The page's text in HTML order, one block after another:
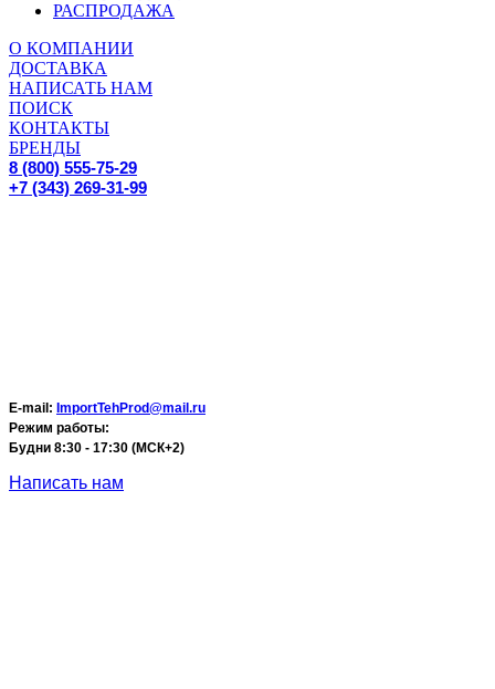
РАСПРОДАЖА
О КОМПАНИИ
ДОСТАВКА
НАПИСАТЬ НАМ
ПОИСК
КОНТАКТЫ
БРЕНДЫ
8 (800) 555-75-29
+7 (343) 269-31-99
E-mail: ImportTehProd@mail.ru
Режим работы:
Будни 8:30 - 17:30 (МСК+2)
Написать нам